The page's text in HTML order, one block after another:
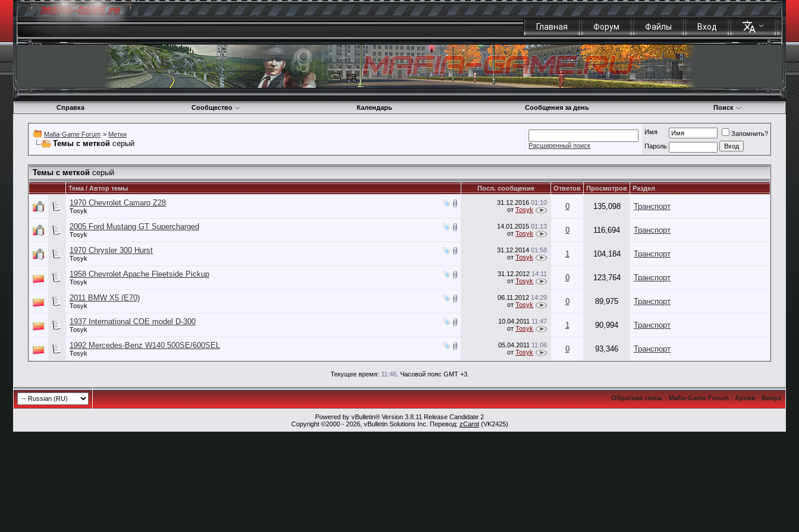
Главная Форум Файлы Вход
Справка Сообщество Календарь Сообщения за день Поиск
Mafia-Game Forum > Метки
Темы с меткой серый Расширенный поиск
Имя
Запомнить?
Пароль
Темы с меткой серый
Тема / Автор темы Посл. сообщение Ответов Просмотров Раздел
1970 Chevrolet Camaro Z28
Tosyk
31.12.2016 01:10
от Tosyk 0 135,098 Транспорт
2005 Ford Mustang GT Supercharged
Tosyk
14.01.2015 01:13
от Tosyk 0 116,694 Транспорт
1970 Chrysler 300 Hurst
Tosyk
31.12.2014 01:58
от Tosyk 1 104,184 Транспорт
1958 Chevrolet Apache Fleetside Pickup
Tosyk
31.12.2012 14:11
от Tosyk 0 123,764 Транспорт
2011 BMW X5 (E70)
Tosyk
06.11.2012 14:29
от Tosyk 0 89,975 Транспорт
1937 International COE model D-300
Tosyk
10.04.2011 11:47
от Tosyk 1 90,994 Транспорт
1992 Mercedes-Benz W140 500SE/600SEL
Tosyk
05.04.2011 11:06
от Tosyk 0 93,346 Транспорт
Текущее время: 11:46. Часовой пояс GMT +3.
Обратная связь-Mafia-Game Forum-Архив-Вверх
Powered by vBulletin® Version 3.8.11 Release Candidate 2
Copyright ©2000 - 2026, vBulletin Solutions Inc. Перевод: zCarot(VK2425)